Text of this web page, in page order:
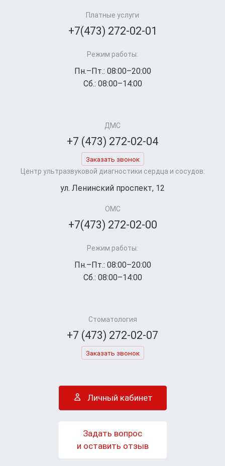
Платные услуги
+7(473) 272-02-01
Режим работы:
Пн.–Пт.: 08:00–20:00
Сб.: 08:00–14:00
ДМС
+7 (473) 272-02-04
Заказать звонок
Центр ультразвуковой диагностики сердца и сосудов:
ул. Ленинский проспект, 12
ОМС
+7(473) 272-02-00
Режим работы:
Пн.–Пт.: 08:00–20:00
Сб.: 08:00–14:00
Стоматология
+7 (473) 272-02-07
Заказать звонок
Личный кабинет
Задать вопрос
и оставить отзыв